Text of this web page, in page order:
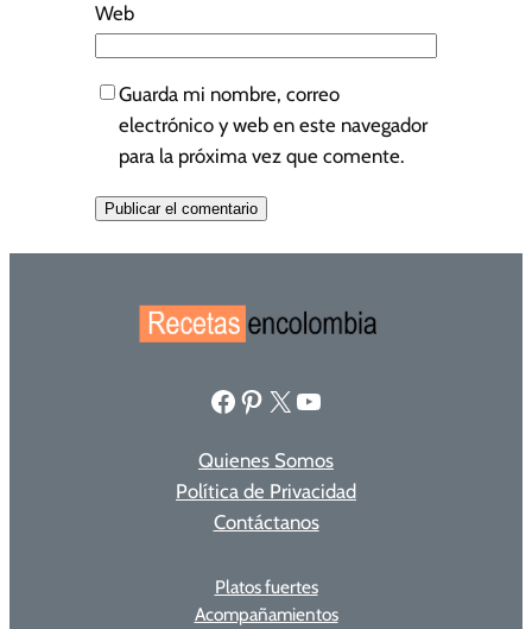
Web
Guarda mi nombre, correo
electrónico y web en este navegador
para la próxima vez que comente.
Facebook Pinterest X YouTube
Quienes Somos
Política de Privacidad
Contáctanos
Platos fuertes
Acompañamientos